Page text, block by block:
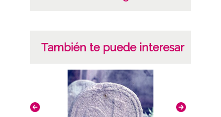
También te puede interesar